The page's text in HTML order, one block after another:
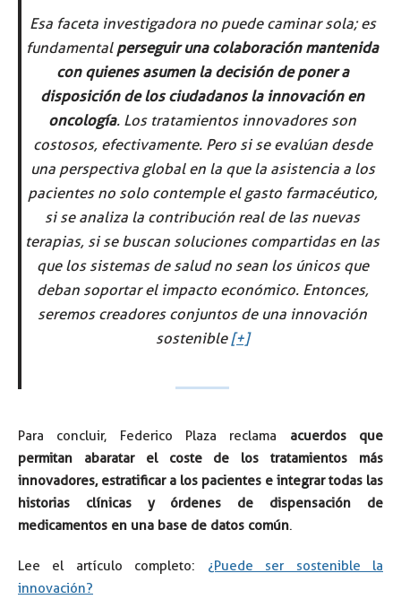
Esa faceta investigadora no puede caminar sola; es
fundamental perseguir una colaboración mantenida
con quienes asumen la decisión de poner a
disposición de los ciudadanos la innovación en
oncología. Los tratamientos innovadores son
costosos, efectivamente. Pero si se evalúan desde
una perspectiva global en la que la asistencia a los
pacientes no solo contemple el gasto farmacéutico,
si se analiza la contribución real de las nuevas
terapias, si se buscan soluciones compartidas en las
que los sistemas de salud no sean los únicos que
deban soportar el impacto económico. Entonces,
seremos creadores conjuntos de una innovación
sostenible [+]
Para concluir, Federico Plaza reclama acuerdos que
permitan abaratar el coste de los tratamientos más
innovadores, estratificar a los pacientes e integrar todas las
historias clínicas y órdenes de dispensación de
medicamentos en una base de datos común.
Lee el artículo completo: ¿Puede ser sostenible la
innovación?